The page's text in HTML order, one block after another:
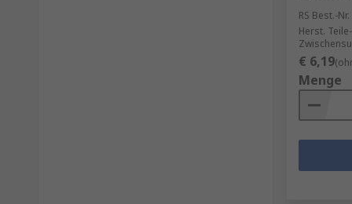
RS Best.-Nr.
Herst.
€ 6,19
Menge